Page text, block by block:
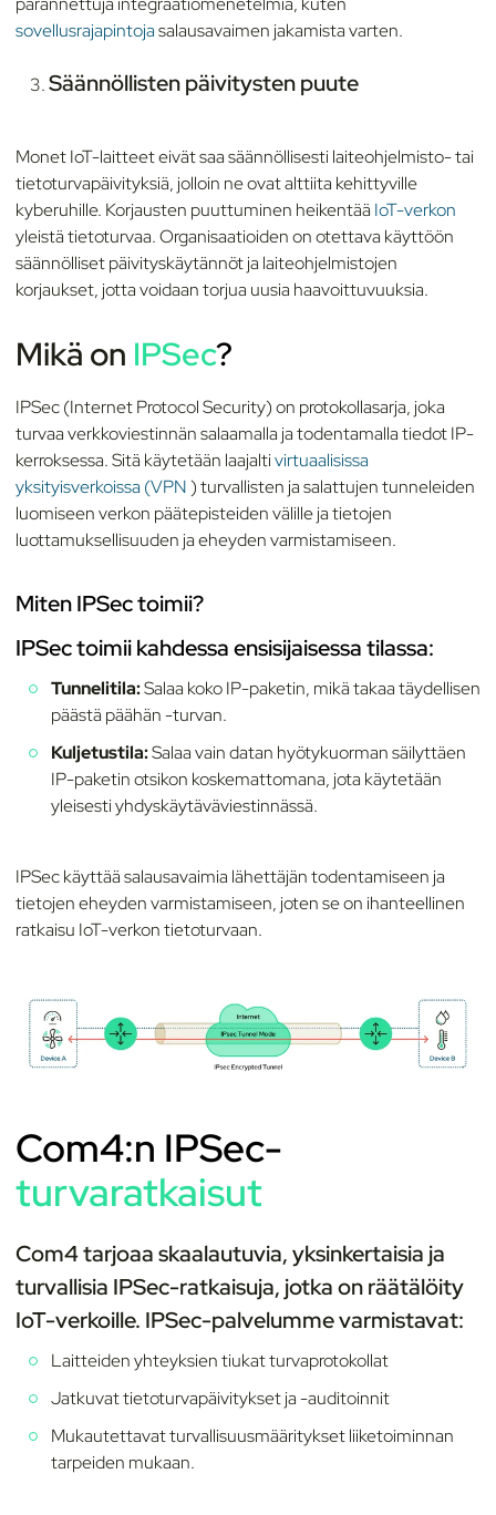
sovellusrajapintojasalausavaimen jakamista varten.
Säännöllisten päivitysten puute
Monet IoT-laitteet eivät saa säännöllisesti laiteohjelmisto- tai
tietoturvapäivityksiä, jolloin ne ovat alttiita kehittyville
kyberuhille. Korjausten puuttuminen heikentää IoT-verkon
yleistä tietoturvaa. Organisaatioiden on otettava käyttöön
säännölliset päivityskäytännöt ja laiteohjelmistojen
korjaukset, jotta voidaan torjua uusia haavoittuvuuksia.
Mikä on IPSec?
IPSec (Internet Protocol Security) on protokollasarja, joka
turvaa verkkoviestinnän salaamalla ja todentamalla tiedot IP-
kerroksessa. Sitä käytetään laajaltivirtuaalisissa
yksityisverkoissa (VPN) turvallisten ja salattujen tunneleiden
luomiseen verkon päätepisteiden välille ja tietojen
luottamuksellisuuden ja eheyden varmistamiseen.
Miten IPSec toimii?
IPSec toimii kahdessa ensisijaisessa tilassa:
Tunnelitila:Salaa koko IP-paketin, mikä takaa täydellisen
päästä päähän -turvan.
Kuljetustila:Salaa vain datan hyötykuorman säilyttäen
IP-paketin otsikon koskemattomana, jota käytetään
yleisesti yhdyskäytäväviestinnässä.
IPSec käyttää salausavaimia lähettäjän todentamiseen ja
tietojen eheyden varmistamiseen, joten se on ihanteellinen
ratkaisu IoT-verkon tietoturvaan.
Com4:n IPSec-
turvaratkaisut
Com4 tarjoaa skaalautuvia, yksinkertaisia ja
turvallisia IPSec-ratkaisuja, jotka on räätälöity
IoT-verkoille. IPSec-palvelumme varmistavat:
Laitteiden yhteyksien tiukat turvaprotokollat
Jatkuvat tietoturvapäivitykset ja -auditoinnit
Mukautettavat turvallisuusmääritykset liiketoiminnan
tarpeiden mukaan.